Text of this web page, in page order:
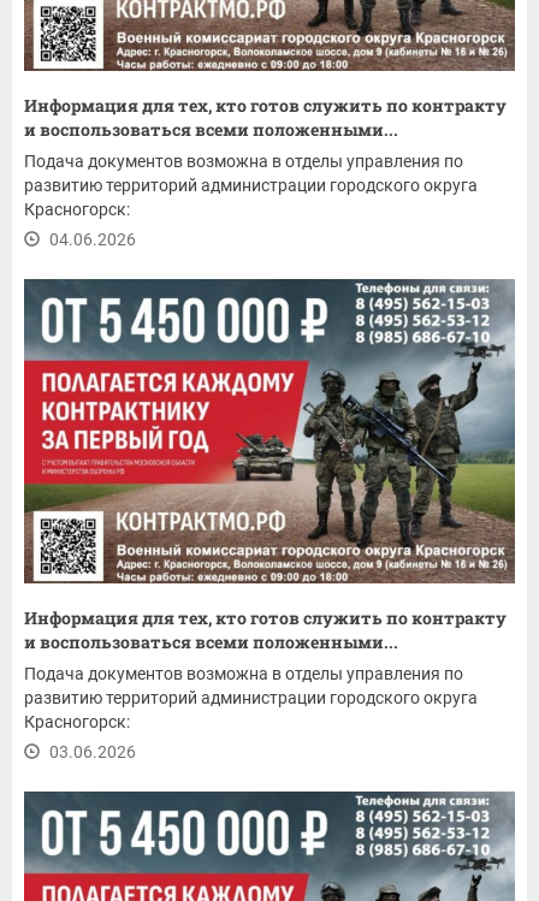
Информация для тех, кто готов служить по контракту
и воспользоваться всеми положенными...
Подача документов возможна в отделы управления по
развитию территорий администрации городского округа
Красногорск:
04.06.2026
Информация для тех, кто готов служить по контракту
и воспользоваться всеми положенными...
Подача документов возможна в отделы управления по
развитию территорий администрации городского округа
Красногорск:
03.06.2026